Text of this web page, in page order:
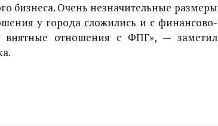
бизнеса. Очень незначительные размеры
у города сложились и с финансово-
отношения с ФПГ», — заметил